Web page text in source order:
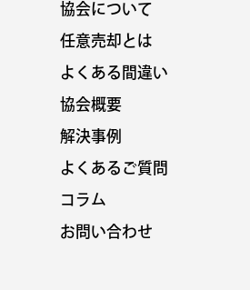
協会について
任意売却とは
よくある間違い
協会概要
解決事例
よくあるご質問
コラム
お問い合わせ